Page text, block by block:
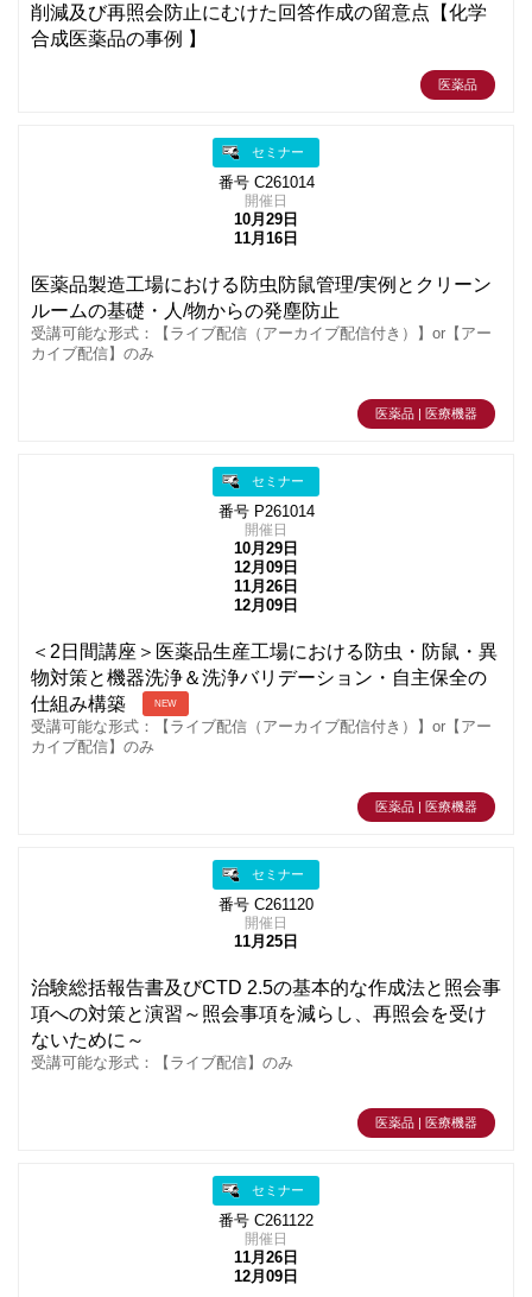
削減及び再照会防止にむけた回答作成の留意点【化学
合成医薬品の事例 】
医薬品
セミナー
番号 C261014
開催日
10月29日
11月16日
医薬品製造工場における防虫防鼠管理/実例とクリーン
ルームの基礎・人/物からの発塵防止
受講可能な形式：【ライブ配信（アーカイブ配信付き）】or【アー
カイブ配信】のみ
医薬品 | 医療機器
セミナー
番号 P261014
開催日
10月29日
12月09日
11月26日
12月09日
＜2日間講座＞医薬品生産工場における防虫・防鼠・異
物対策と機器洗浄＆洗浄バリデーション・自主保全の
仕組み構築
NEW
受講可能な形式：【ライブ配信（アーカイブ配信付き）】or【アー
カイブ配信】のみ
医薬品 | 医療機器
セミナー
番号 C261120
開催日
11月25日
治験総括報告書及びCTD 2.5の基本的な作成法と照会事
項への対策と演習～照会事項を減らし、再照会を受け
ないために～
受講可能な形式：【ライブ配信】のみ
医薬品 | 医療機器
セミナー
番号 C261122
開催日
11月26日
12月09日